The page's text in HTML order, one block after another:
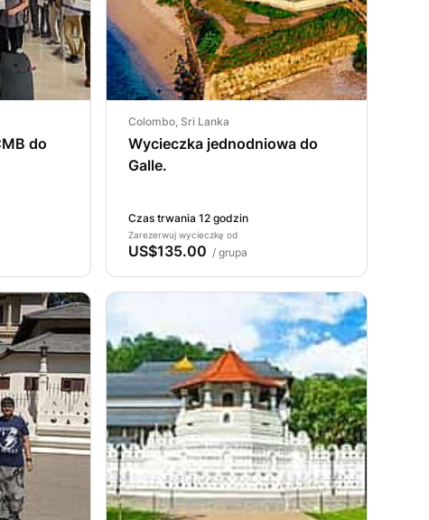
do
Colombo, Sri Lanka
Wycieczka jednodniowa do
Galle.
Czas trwania 12 godzin
Zarezerwuj wycieczkę od
US$135.00 / grupa